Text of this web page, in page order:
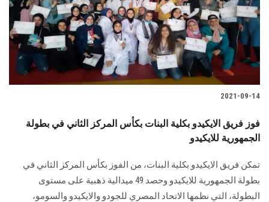
2021-09-14
فوز فريق الايكيدو بكلية البنات بكأس المركز الثاني في بطولة
الجمهورية للايكيدو
تمكن فريق الايكيدو بكلية البنات، من الفوز بكأس المركز الثاني في
بطولة الجمهورية للايكيدو وحصد 49 ميدالية ذهبية على مستوى
البطولة، التي نظمها الاتحاد المصري للجودو والايكيدو والسومو،